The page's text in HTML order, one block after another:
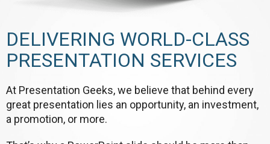
DELIVERING WORLD-CLASS
PRESENTATION SERVICES
At Presentation Geeks, we believe that behind every
great presentation lies an opportunity, an investment,
a promotion, or more.